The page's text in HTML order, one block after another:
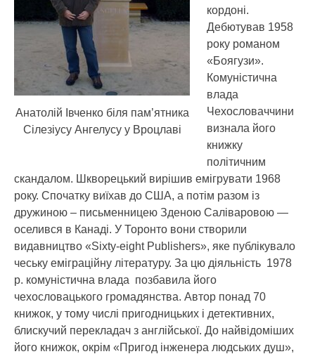
Анатолій Івченко біля пам’ятника
Сілезіусу Ангелусу у Вроцлаві
кордоні.
Дебютував 1958
року романом
«Боягузи».
Комуністична
влада
Чехословаччини
визнала його
книжку
політичним
скандалом. Шкворецький вирішив емігрувати 1968
року. Спочатку виїхав до США, а потім разом із
дружиною – письменницею Зденою Саліваровою —
оселився в Канаді. У Торонто вони створили
видавництво «Sixty-eight Publishers», яке публікувало
чеську еміграційну літературу. За цю діяльність 1978
р. комуністична влада позбавила його
чехословацького громадянства. Автор понад 70
книжок, у тому числі пригодницьких і детективних,
блискучий перекладач з англійської. До найвідоміших
його книжок, окрім «Пригод інженера людських душ»,